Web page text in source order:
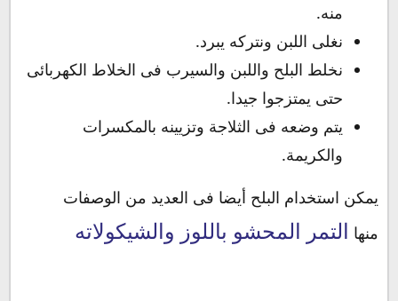
منه.
نغلى اللبن ونتركه يبرد.
نخلط البلح واللبن والسيرب فى الخلاط الكهربائى
حتى يمتزجوا جيدا.
يتم وضعه فى الثلاجة وتزيينه بالمكسرات
والكريمة.
يمكن استخدام البلح أيضا فى العديد من الوصفات
منها التمر المحشو باللوز والشيكولاته